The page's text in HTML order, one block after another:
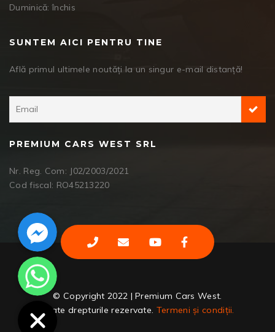
Duminică: închis
SUNTEM AICI PENTRU TINE
Află primul ultimele noutăți la un singur e-mail distanță!
PREMIUM CARS WEST SRL
Nr. Reg. Com: J02/2003/2021
Cod fiscal: RO45213220
© Copyright 2022 | Premium Cars West.
Toate drepturile rezervate. Termeni și condiții.
Facebook Messenger
WhatsApp